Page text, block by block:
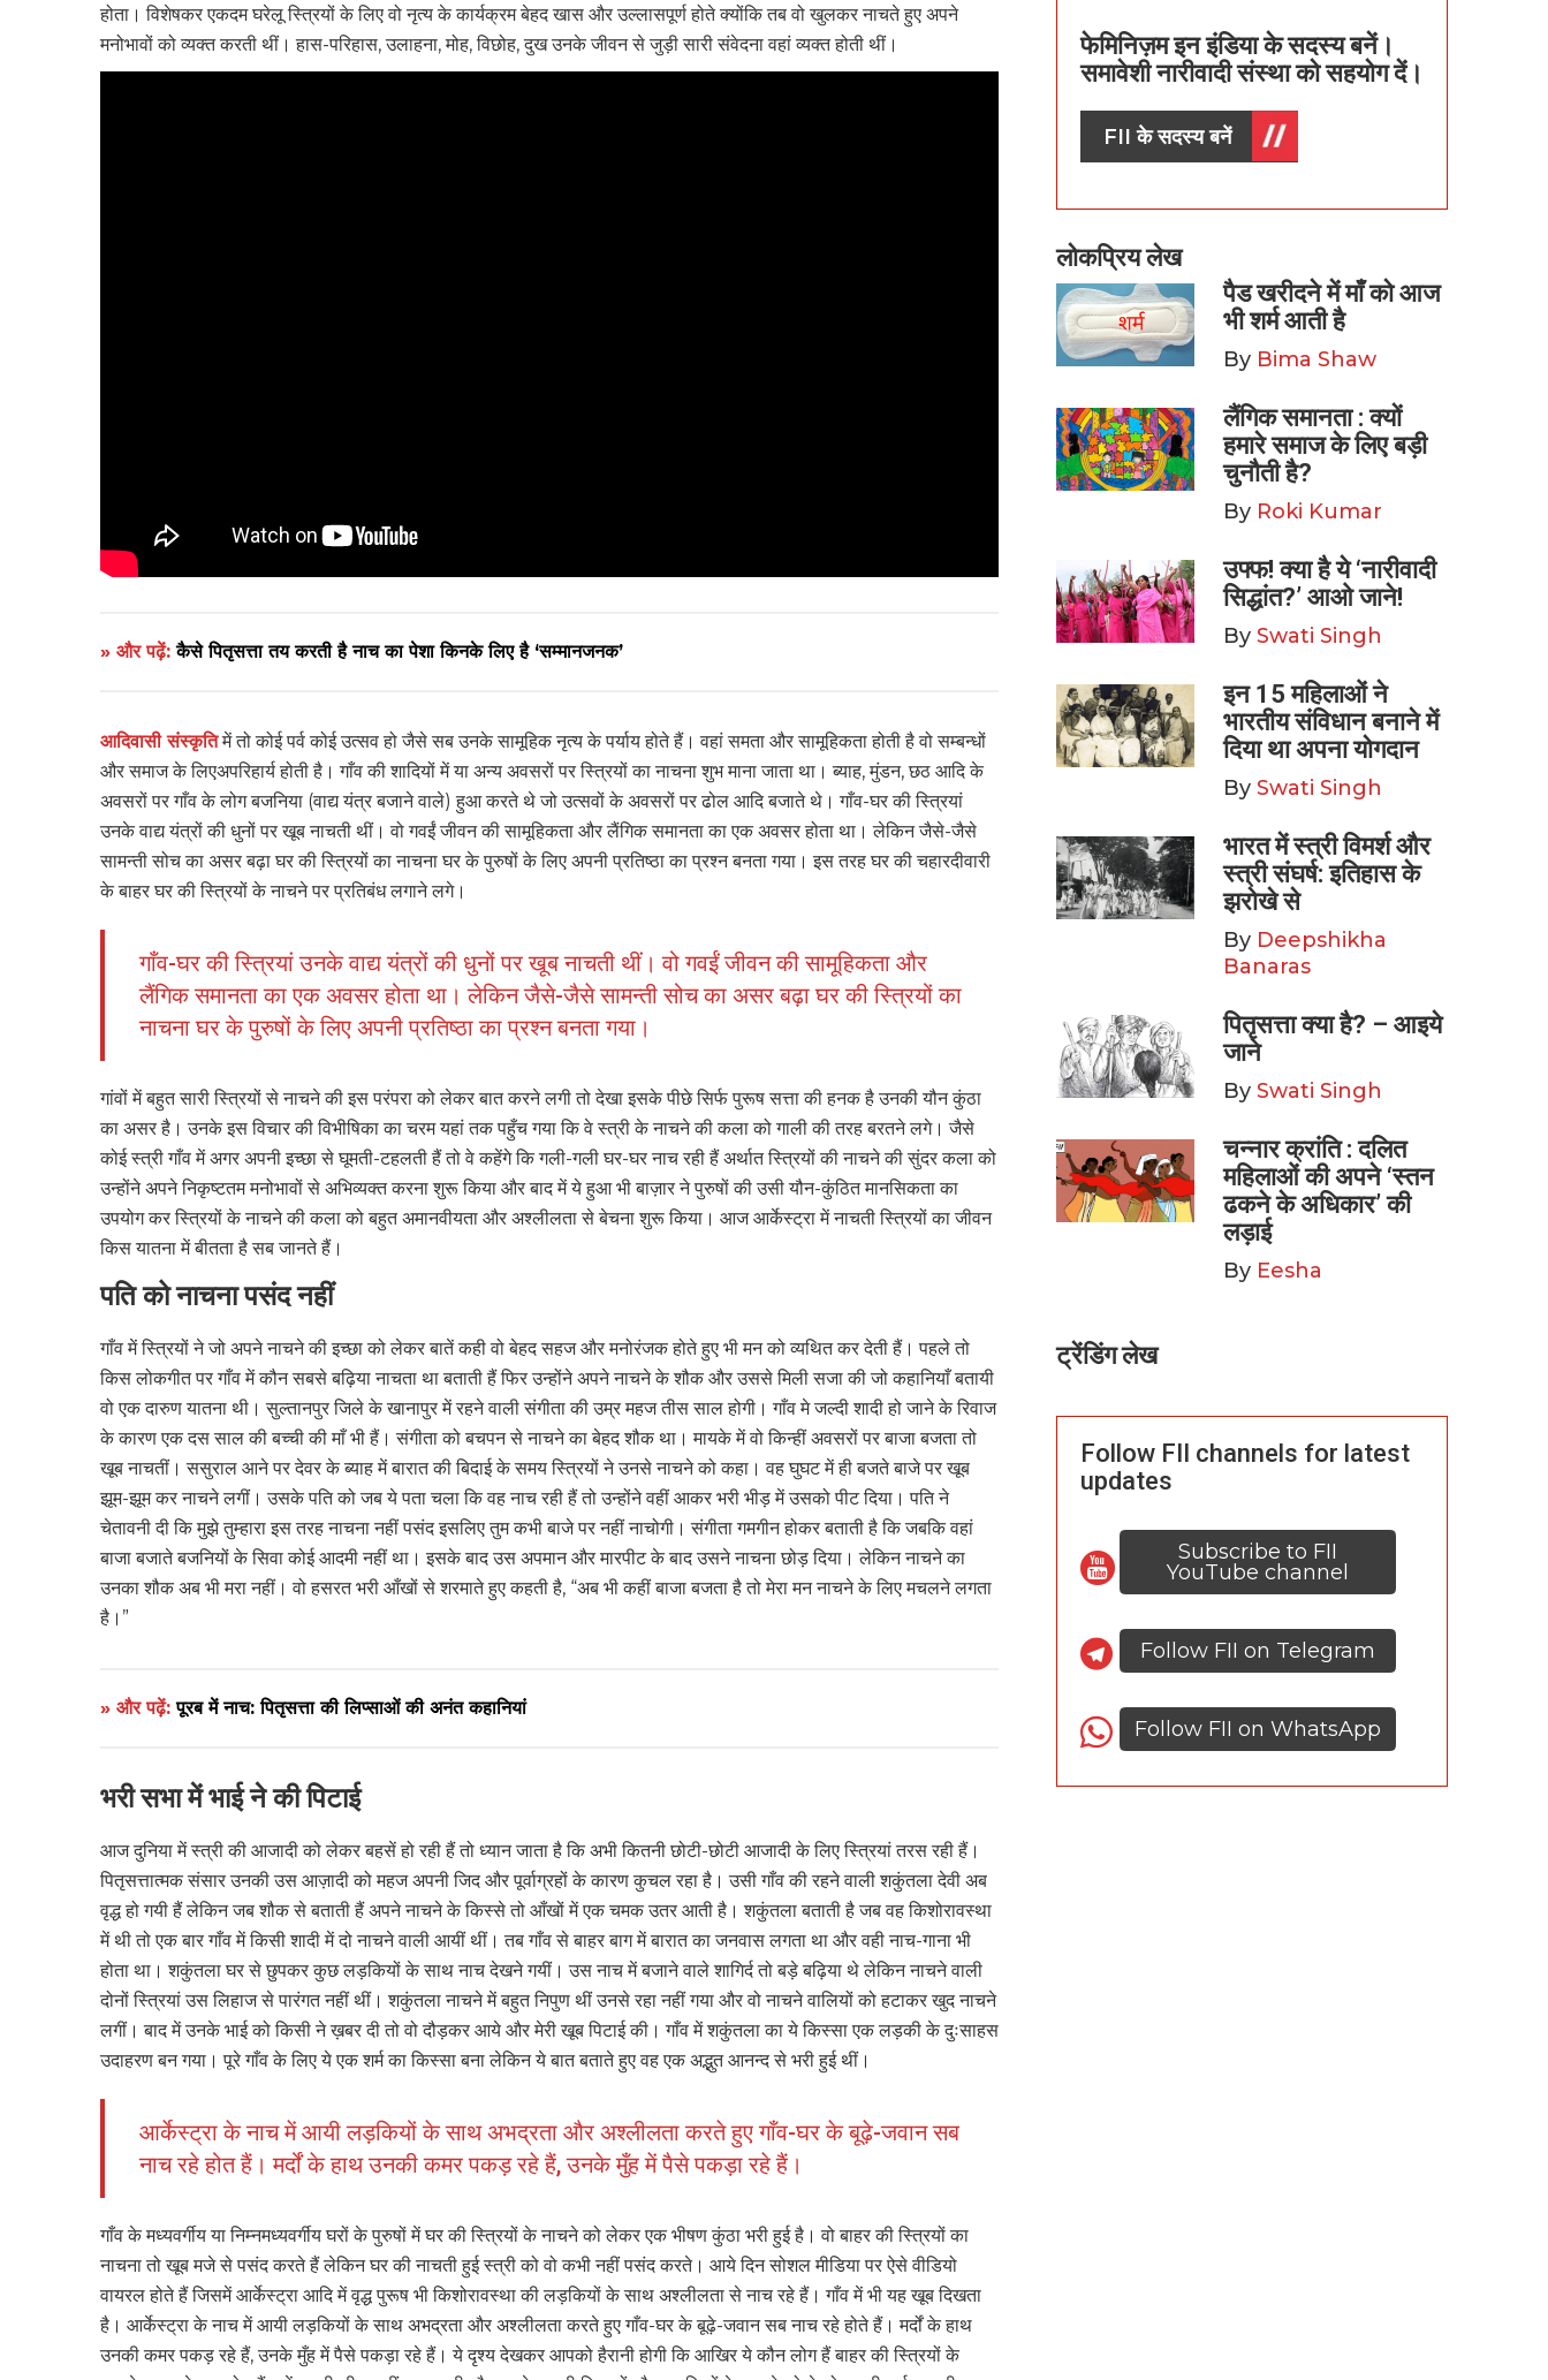
होता। विशेषकर एकदम घरेलू स्त्रियों के लिए वो नृत्य के कार्यक्रम बेहद खास और उल्लासपूर्ण होते क्योंकि तब वो खुलकर नाचते हुए अपने
मनोभावों को व्यक्त करती थीं। हास-परिहास, उलाहना, मोह, विछोह, दुख उनके जीवन से जुड़ी सारी संवेदना वहां व्यक्त होती थीं।
» और पढ़ें:कैसे पितृसत्ता तय करती है नाच का पेशा किनके लिए है ‘सम्मानजनक’
आदिवासी संस्कृतिमें तो कोई पर्व कोई उत्सव हो जैसे सब उनके सामूहिक नृत्य के पर्याय होते हैं। वहां समता और सामूहिकता होती है वो सम्बन्धों
और समाज के लिएअपरिहार्य होती है। गाँव की शादियों में या अन्य अवसरों पर स्त्रियों का नाचना शुभ माना जाता था। ब्याह, मुंडन, छठ आदि के
अवसरों पर गाँव के लोग बजनिया (वाद्य यंत्र बजाने वाले) हुआ करते थे जो उत्सवों के अवसरों पर ढोल आदि बजाते थे। गाँव-घर की स्त्रियां
उनके वाद्य यंत्रों की धुनों पर खूब नाचती थीं। वो गवईं जीवन की सामूहिकता और लैंगिक समानता का एक अवसर होता था। लेकिन जैसे-जैसे
सामन्ती सोच का असर बढ़ा घर की स्त्रियों का नाचना घर के पुरुषों के लिए अपनी प्रतिष्ठा का प्रश्न बनता गया। इस तरह घर की चहारदीवारी
के बाहर घर की स्त्रियों के नाचने पर प्रतिबंध लगाने लगे।
गाँव-घर की स्त्रियां उनके वाद्य यंत्रों की धुनों पर खूब नाचती थीं। वो गवईं जीवन की सामूहिकता और
लैंगिक समानता का एक अवसर होता था। लेकिन जैसे-जैसे सामन्ती सोच का असर बढ़ा घर की स्त्रियों का
नाचना घर के पुरुषों के लिए अपनी प्रतिष्ठा का प्रश्न बनता गया।
गांवों में बहुत सारी स्त्रियों से नाचने की इस परंपरा को लेकर बात करने लगी तो देखा इसके पीछे सिर्फ पुरूष सत्ता की हनक है उनकी यौन कुंठा
का असर है। उनके इस विचार की विभीषिका का चरम यहां तक पहुँच गया कि वे स्त्री के नाचने की कला को गाली की तरह बरतने लगे। जैसे
कोई स्त्री गाँव में अगर अपनी इच्छा से घूमती-टहलती हैं तो वे कहेंगे कि गली-गली घर-घर नाच रही हैं अर्थात स्त्रियों की नाचने की सुंदर कला को
उन्होंने अपने निकृष्टतम मनोभावों से अभिव्यक्त करना शुरू किया और बाद में ये हुआ भी बाज़ार ने पुरुषों की उसी यौन-कुंठित मानसिकता का
उपयोग कर स्त्रियों के नाचने की कला को बहुत अमानवीयता और अश्लीलता से बेचना शुरू किया। आज आर्केस्ट्रा में नाचती स्त्रियों का जीवन
किस यातना में बीतता है सब जानते हैं।
पति को नाचना पसंद नहीं
गाँव में स्त्रियों ने जो अपने नाचने की इच्छा को लेकर बातें कही वो बेहद सहज और मनोरंजक होते हुए भी मन को व्यथित कर देती हैं। पहले तो
किस लोकगीत पर गाँव में कौन सबसे बढ़िया नाचता था बताती हैं फिर उन्होंने अपने नाचने के शौक और उससे मिली सजा की जो कहानियाँ बतायी
वो एक दारुण यातना थी। सुल्तानपुर जिले के खानापुर में रहने वाली संगीता की उम्र महज तीस साल होगी। गाँव मे जल्दी शादी हो जाने के रिवाज
के कारण एक दस साल की बच्ची की माँ भी हैं। संगीता को बचपन से नाचने का बेहद शौक था। मायके में वो किन्हीं अवसरों पर बाजा बजता तो
खूब नाचतीं। ससुराल आने पर देवर के ब्याह में बारात की बिदाई के समय स्त्रियों ने उनसे नाचने को कहा। वह घुघट में ही बजते बाजे पर खूब
झूम-झूम कर नाचने लगीं। उसके पति को जब ये पता चला कि वह नाच रही हैं तो उन्होंने वहीं आकर भरी भीड़ में उसको पीट दिया। पति ने
चेतावनी दी कि मुझे तुम्हारा इस तरह नाचना नहीं पसंद इसलिए तुम कभी बाजे पर नहीं नाचोगी। संगीता गमगीन होकर बताती है कि जबकि वहां
बाजा बजाते बजनियों के सिवा कोई आदमी नहीं था। इसके बाद उस अपमान और मारपीट के बाद उसने नाचना छोड़ दिया। लेकिन नाचने का
उनका शौक अब भी मरा नहीं। वो हसरत भरी आँखों से शरमाते हुए कहती है, “अब भी कहीं बाजा बजता है तो मेरा मन नाचने के लिए मचलने लगता
है।”
» और पढ़ें:पूरब में नाच: पितृसत्ता की लिप्साओं की अनंत कहानियां
भरी सभा में भाई ने की पिटाई
आज दुनिया में स्त्री की आजादी को लेकर बहसें हो रही हैं तो ध्यान जाता है कि अभी कितनी छोटी-छोटी आजादी के लिए स्त्रियां तरस रही हैं।
पितृसत्तात्मक संसार उनकी उस आज़ादी को महज अपनी जिद और पूर्वाग्रहों के कारण कुचल रहा है। उसी गाँव की रहने वाली शकुंतला देवी अब
वृद्ध हो गयी हैं लेकिन जब शौक से बताती हैं अपने नाचने के किस्से तो आँखों में एक चमक उतर आती है। शकुंतला बताती है जब वह किशोरावस्था
में थी तो एक बार गाँव में किसी शादी में दो नाचने वाली आयीं थीं। तब गाँव से बाहर बाग में बारात का जनवास लगता था और वही नाच-गाना भी
होता था। शकुंतला घर से छुपकर कुछ लड़कियों के साथ नाच देखने गयीं। उस नाच में बजाने वाले शागिर्द तो बड़े बढ़िया थे लेकिन नाचने वाली
दोनों स्त्रियां उस लिहाज से पारंगत नहीं थीं। शकुंतला नाचने में बहुत निपुण थीं उनसे रहा नहीं गया और वो नाचने वालियों को हटाकर खुद नाचने
लगीं। बाद में उनके भाई को किसी ने ख़बर दी तो वो दौड़कर आये और मेरी खूब पिटाई की। गाँव में शकुंतला का ये किस्सा एक लड़की के दुःसाहस
उदाहरण बन गया। पूरे गाँव के लिए ये एक शर्म का किस्सा बना लेकिन ये बात बताते हुए वह एक अद्भुत आनन्द से भरी हुई थीं।
आर्केस्ट्रा के नाच में आयी लड़कियों के साथ अभद्रता और अश्लीलता करते हुए गाँव-घर के बूढ़े-जवान सब
नाच रहे होत हैं। मर्दों के हाथ उनकी कमर पकड़ रहे हैं, उनके मुँह में पैसे पकड़ा रहे हैं।
गाँव के मध्यवर्गीय या निम्नमध्यवर्गीय घरों के पुरुषों में घर की स्त्रियों के नाचने को लेकर एक भीषण कुंठा भरी हुई है। वो बाहर की स्त्रियों का
नाचना तो खूब मजे से पसंद करते हैं लेकिन घर की नाचती हुई स्त्री को वो कभी नहीं पसंद करते। आये दिन सोशल मीडिया पर ऐसे वीडियो
वायरल होते हैं जिसमें आर्केस्ट्रा आदि में वृद्ध पुरूष भी किशोरावस्था की लड़कियों के साथ अश्लीलता से नाच रहे हैं। गाँव में भी यह खूब दिखता
है। आर्केस्ट्रा के नाच में आयी लड़कियों के साथ अभद्रता और अश्लीलता करते हुए गाँव-घर के बूढ़े-जवान सब नाच रहे होते हैं। मर्दों के हाथ
उनकी कमर पकड़ रहे हैं, उनके मुँह में पैसे पकड़ा रहे हैं। ये दृश्य देखकर आपको हैरानी होगी कि आखिर ये कौन लोग हैं बाहर की स्त्रियों के
फेमिनिज़म इन इंडिया के सदस्य बनें।
समावेशी नारीवादी संस्था को सहयोग दें।
FII के सदस्य बनें
लोकप्रिय लेख
पैड खरीदने में माँ को आज
भी शर्म आती है
By Bima Shaw
लैंगिक समानता : क्यों
हमारे समाज के लिए बड़ी
चुनौती है?
By Roki Kumar
उफ्फ! क्या है ये ‘नारीवादी
सिद्धांत?’ आओ जाने!
By Swati Singh
इन 15 महिलाओं ने
भारतीय संविधान बनाने में
दिया था अपना योगदान
By Swati Singh
भारत में स्त्री विमर्श और
स्त्री संघर्ष: इतिहास के
झरोखे से
By Deepshikha
Banaras
पितृसत्ता क्या है? – आइये
जाने
By Swati Singh
चन्नार क्रांति : दलित
महिलाओं की अपने ‘स्तन
ढकने के अधिकार’ की
लड़ाई
By Eesha
ट्रेंडिंग लेख
Follow FII channels for latest
updates
Subscribe to FII
YouTube channel
Follow FII on Telegram
Follow FII on WhatsApp